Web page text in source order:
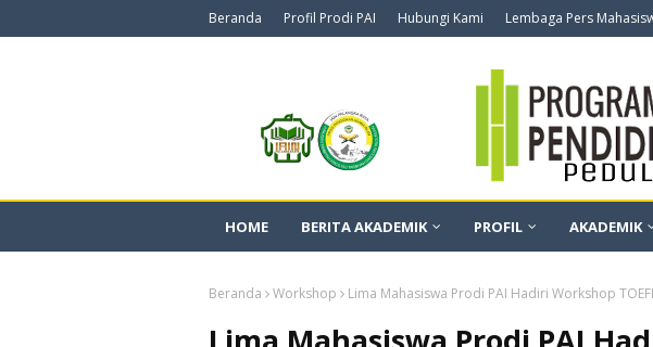
Beranda Profil Prodi PAI Hubungi Kami Lembaga Pers
HOME BERITA AKADEMIK PROFIL AKADEMIK
Beranda Workshop Lima Mahasiswa Prodi PAI Hadiri Workshop